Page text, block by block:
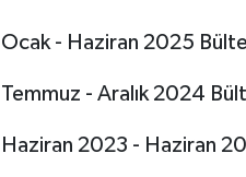
Ocak - Haziran 2025
Temmuz - Aralık 2024
Haziran 2023 - Haziran